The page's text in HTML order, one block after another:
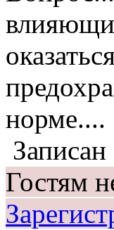
норме....
Записан
Гостям